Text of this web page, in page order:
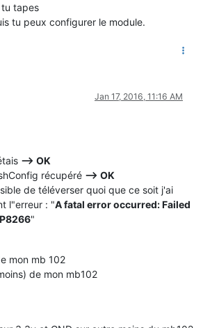
tapes
tu peux configurer le module.
Jan 17, 2016, 11:16 AM
--> OK
récupéré --> OK
de téléverser quoi que ce soit j'ai
l"erreur : "A fatal error occurred: Failed
"
mon mb 102
de mon mb102